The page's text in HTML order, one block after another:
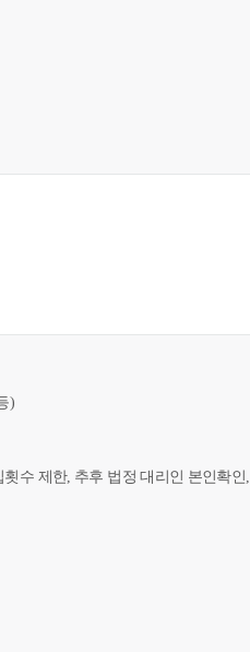
)
수 제한, 추후 법정 대리인 본인확인